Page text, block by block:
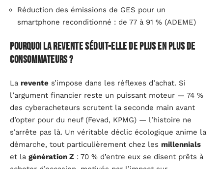
Réduction des émissions de GES pour un
smartphone reconditionné : de 77 à 91 % (ADEME)
Pourquoi la revente séduit-elle de plus en plus de
consommateurs ?
La revente s’impose dans les réflexes d’achat. Si
l’argument financier reste un puissant moteur — 74 %
des cyberacheteurs scrutent la seconde main avant
d’opter pour du neuf (Fevad, KPMG) — l’histoire ne
s’arrête pas là. Un véritable déclic écologique anime la
démarche, tout particulièrement chez les millennials
et la génération Z : 70 % d’entre eux se disent prêts à